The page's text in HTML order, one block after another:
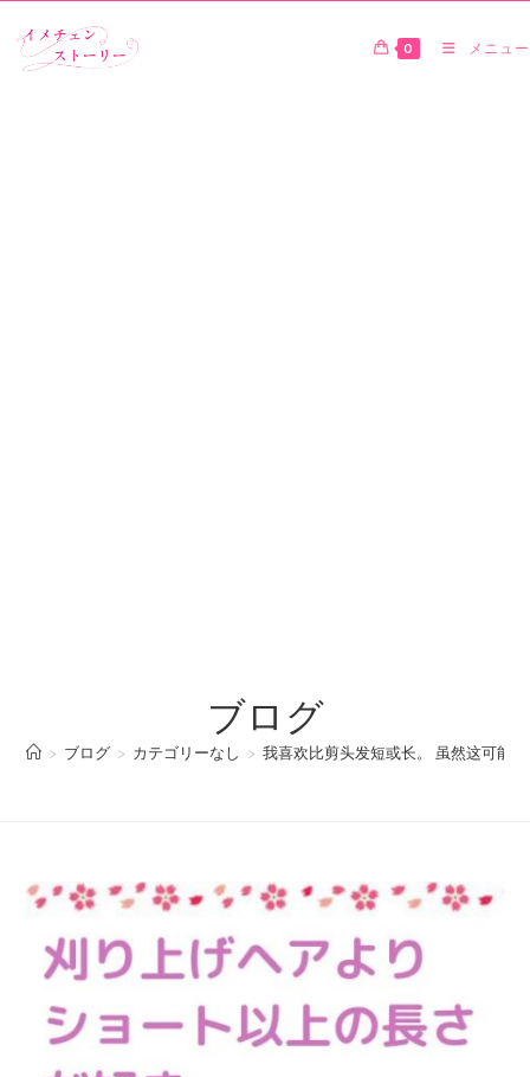
0 メニュー
ブログ
> ブログ > カテゴリーなし > 我喜欢比剪头发短或长。 虽然这可能